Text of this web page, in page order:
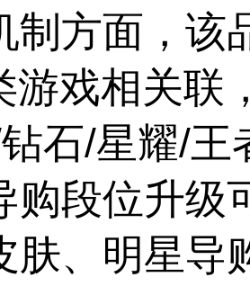
制方面，该
游戏相关联
石/星耀/王
购段位升级
肤、明星导